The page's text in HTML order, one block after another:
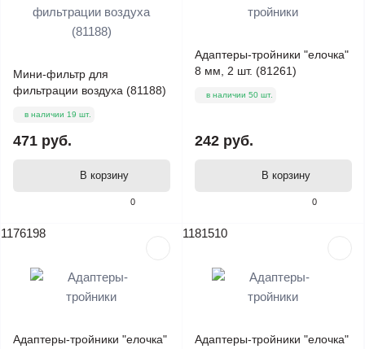
0
Мини-фильтр для
фильтрации воздуха (81188)
в наличии 19 шт.
471 руб.
В корзину
0
Адаптеры-тройники "елочка"
8 мм, 2 шт. (81261)
в наличии 50 шт.
242 руб.
В корзину
1176198
Адаптеры-тройники "елочка"
1181510
Адаптеры-тройники "елочка"